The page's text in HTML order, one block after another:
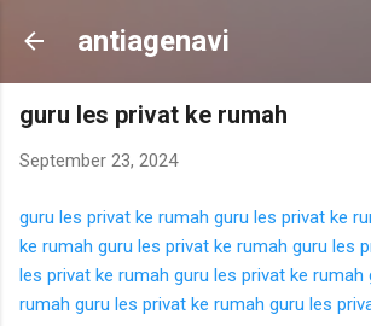
Langsung ke konten utama
antiagenavi
guru les privat ke rumah
September 23, 2024
guru les privat ke rumah guru les privat ke
ke rumah guru les privat ke rumah guru les
les privat ke rumah guru les privat ke rumah
rumah guru les privat ke rumah guru les